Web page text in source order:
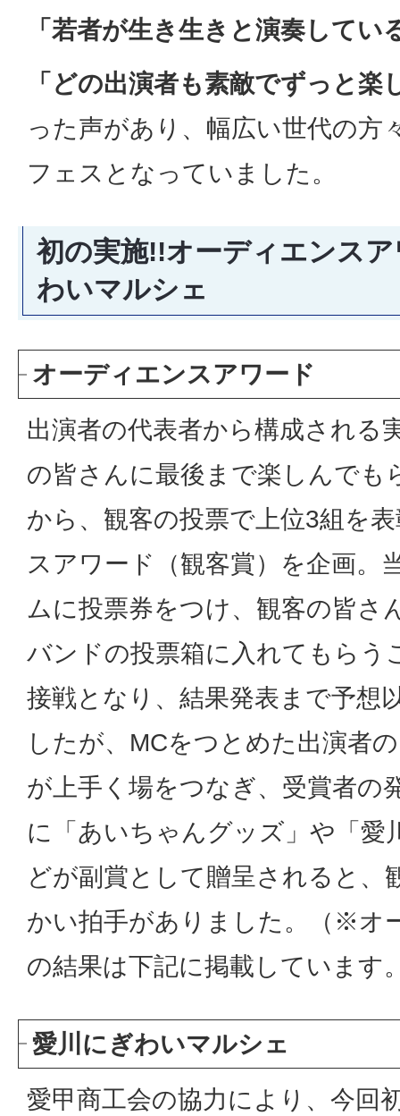
「若者が生き生きと演奏してい
「どの出演者も素敵でずっと楽
った声があり、幅広い世代の方
フェスとなっていました。
初の実施!!オーディエンス
わいマルシェ
オーディエンスアワード
出演者の代表者から構成される
の皆さんに最後まで楽しんでも
から、観客の投票で上位3組を
スアワード（観客賞）を企画。
ムに投票券をつけ、観客の皆さ
バンドの投票箱に入れてもらう
接戦となり、結果発表まで予想
したが、MCをつとめた出演者
が上手く場をつなぎ、受賞者の
に「あいちゃんグッズ」や「愛
どが副賞として贈呈されると、
かい拍手がありました。（※オ
の結果は下記に掲載しています
愛川にぎわいマルシェ
愛甲商工会の協力により、今回